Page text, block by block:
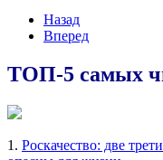
Назад
Вперед
ТОП-5 самых
1. Роскачество: две